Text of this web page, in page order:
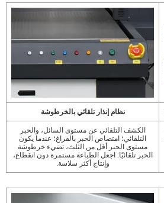
نظام إنذار تلقائي بالخرطوشة
الكشف التلقائي عن مستوى السائل، والحبر
التلقائي؛ امتصاص الحبر بالفراغ؛ عندما يكون
مستوى الحبر أقل من الثلث، تضيء خرطوشة
الحبر تلقائيًا. اجعل الطباعة مستمرة دون انقطاع،
وإنتاج أكثر سلاسة.